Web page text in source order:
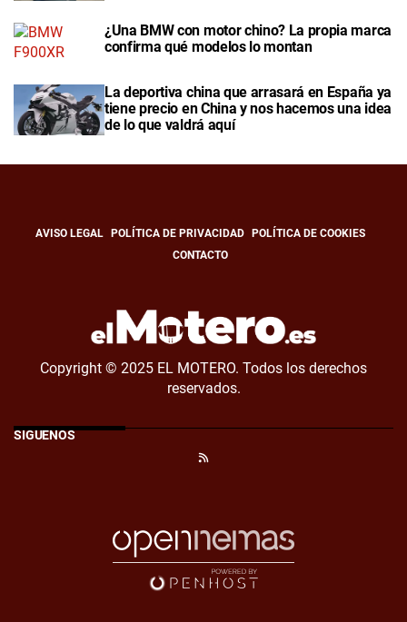
¿Una BMW con motor chino? La propia marca
confirma qué modelos lo montan
La deportiva china que arrasará en España ya
tiene precio en China y nos hacemos una idea
de lo que valdrá aquí
AVISO LEGAL POLÍTICA DE PRIVACIDAD
POLÍTICA DE COOKIES
CONTACTO
Copyright © 2025 EL MOTERO. Todos los derechos
reservados.
SÍGUENOS